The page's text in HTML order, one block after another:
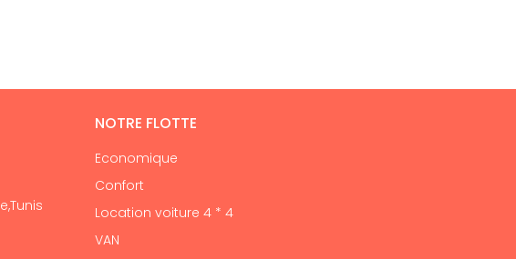
NOTRE FLOTTE
Economique
Confort
Location voiture 4 * 4
VAN